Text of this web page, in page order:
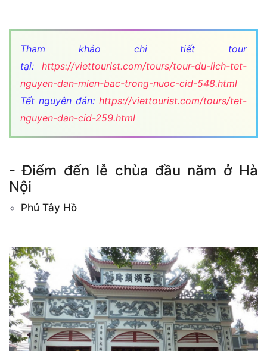
Tham khảo chi tiết tour
tại: https://viettourist.com/tours/tour-du-lich-tet-
nguyen-dan-mien-bac-trong-nuoc-cid-548.html
Tết nguyên đán: https://viettourist.com/tours/tet-
nguyen-dan-cid-259.html
- Điểm đến lễ chùa đầu năm ở Hà
Nội
Phủ Tây Hồ